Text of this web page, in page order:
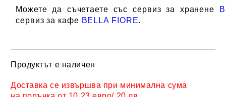
Можете да съчетаете със сервиз за хранене
сервиз за кафе BELLA FIORE.
Продуктът е наличен
Доставка се извършва при минимална сума